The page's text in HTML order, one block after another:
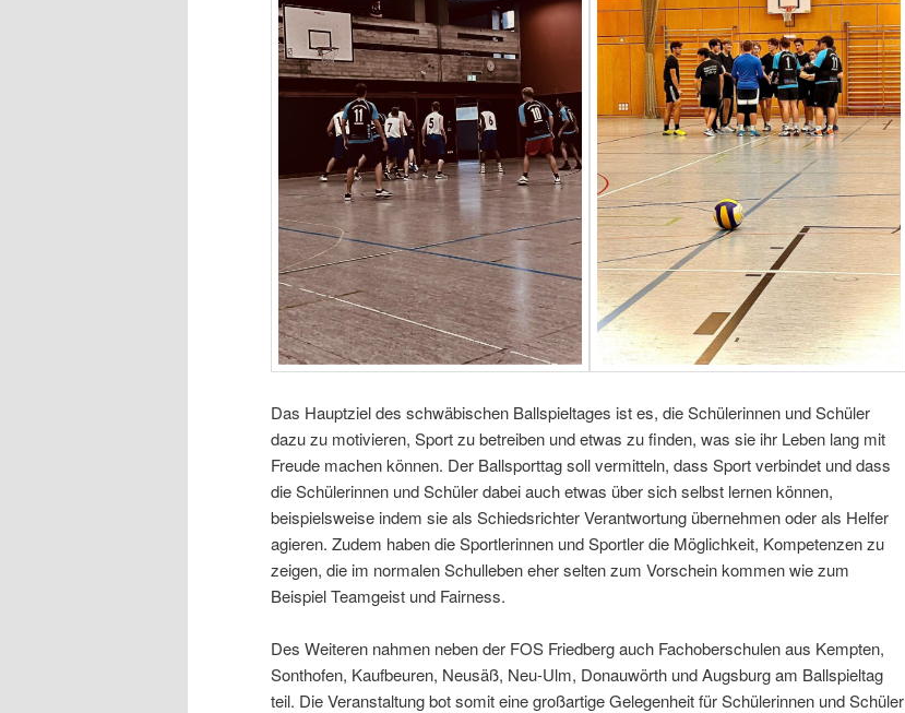
Das Hauptziel des schwäbischen Ballspieltages ist es, die Schülerinnen und Schüler
dazu zu motivieren, Sport zu betreiben und etwas zu finden, was sie ihr Leben lang mit
Freude machen können. Der Ballsporttag soll vermitteln, dass Sport verbindet und dass
die Schülerinnen und Schüler dabei auch etwas über sich selbst lernen können,
beispielsweise indem sie als Schiedsrichter Verantwortung übernehmen oder als Helfer
agieren. Zudem haben die Sportlerinnen und Sportler die Möglichkeit, Kompetenzen zu
zeigen, die im normalen Schulleben eher selten zum Vorschein kommen wie zum
Beispiel Teamgeist und Fairness.
Des Weiteren nahmen neben der FOS Friedberg auch Fachoberschulen aus Kempten,
Sonthofen, Kaufbeuren, Neusäß, Neu-Ulm, Donauwörth und Augsburg am Ballspieltag
teil. Die Veranstaltung bot somit eine großartige Gelegenheit für Schülerinnen und Schüler